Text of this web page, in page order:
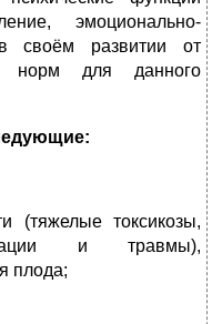
эмоционально-
своём развитии от
норм для данного
(тяжелые токсикозы,
и травмы),
плода;